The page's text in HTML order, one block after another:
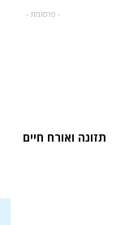
- פרסומת -
תזונה ואורח חיים